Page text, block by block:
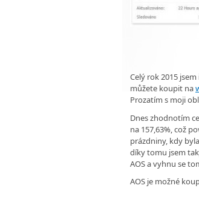
Celý rok 2015
můžete koupit na
Prozatím s moji
Dnes zhodnotím
na 157,63%, což
prázdniny, kdy
díky tomu jsem
AOS a vyhnu se
AOS je možné